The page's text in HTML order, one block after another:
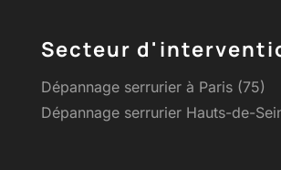
Secteur
Dépannage serrurier à Paris (75)
Dépannage serrurier Hauts-de-